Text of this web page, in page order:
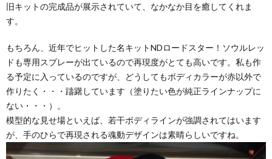
旧キットの完成品が展示されていて、なかなか目を癒してくれま
す。
もちろん、近年でヒットした名キットNDロードスター！ソウルレッ
ドも専用スプレーが出ているので再現度がとても高いです。私も作
る予定に入っているのですが、どうしてもボディカラーが赤以外で
作りたく・・・躊躇しています（塗りたい色が純正ラインナップに
ない・・・）。
模型的な見せ場といえば、若干ボディラインが強調されてはいます
が、手のひらで再現される魂動デザインは素晴らしいですね。